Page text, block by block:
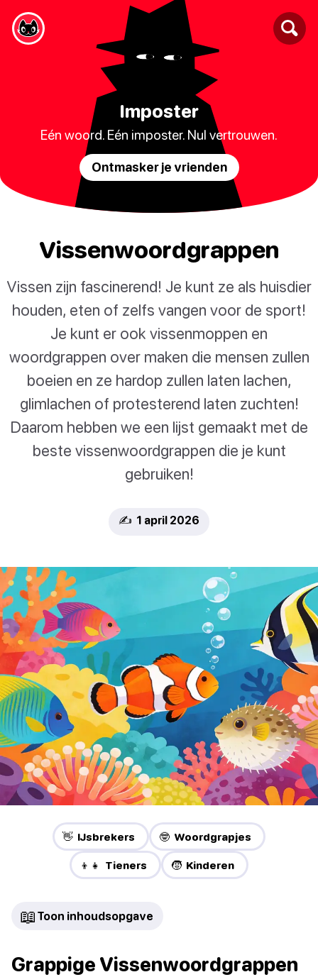
Imposter
Eén woord. Eén imposter. Nul vertrouwen.
Ontmasker je vrienden
Vissenwoordgrappen
Vissen zijn fascinerend! Je kunt ze als huisdier
houden, eten of zelfs vangen voor de sport!
Je kunt er ook vissenmoppen en
woordgrappen over maken die mensen zullen
boeien en ze hardop zullen laten lachen,
glimlachen of protesterend laten zuchten!
Daarom hebben we een lijst gemaakt met de
beste vissenwoordgrappen die je kunt
gebruiken!
✍️ 1 april 2026
👋 IJsbrekers 🤓 Woordgrapjes
👦👧 Tieners 🧒 Kinderen
📖 Toon inhoudsopgave
Grappige Vissenwoordgrappen